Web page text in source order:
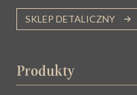
SKLEP DETALICZNY
Produkty